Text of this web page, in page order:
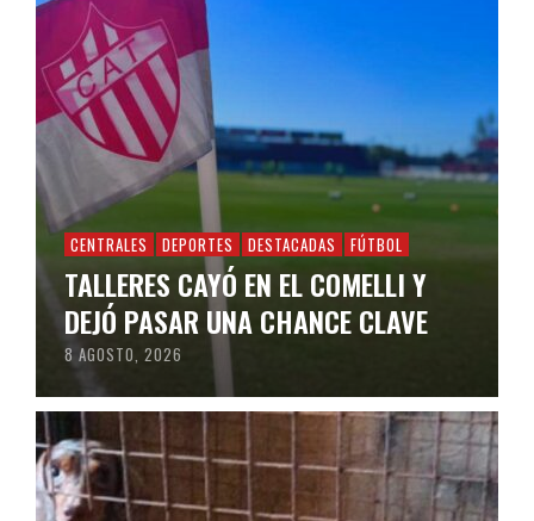
CENTRALES DEPORTES DESTACADAS FÚTBOL
TALLERES CAYÓ EN EL COMELLI Y
DEJÓ PASAR UNA CHANCE CLAVE
8 AGOSTO, 2026